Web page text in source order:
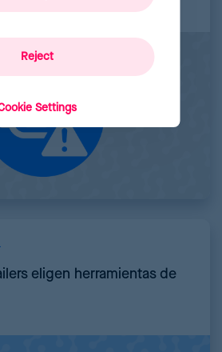
eligen herramientas de
Reject
Settings